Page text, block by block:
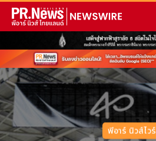
พีอาร์ นิวส์ไวร์